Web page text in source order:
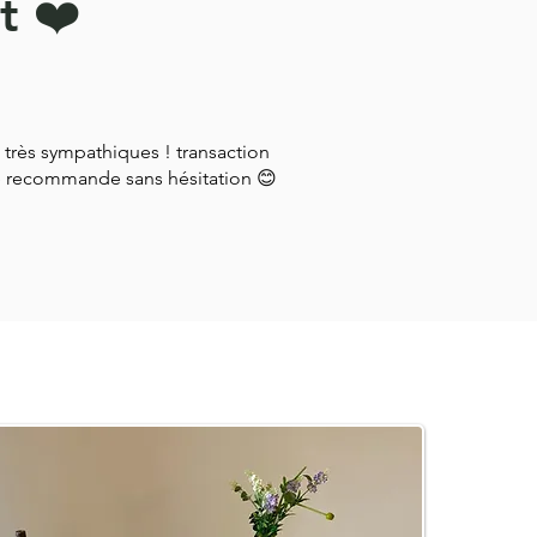
❤️
sympathiques ! transaction
sans hésitation 😊